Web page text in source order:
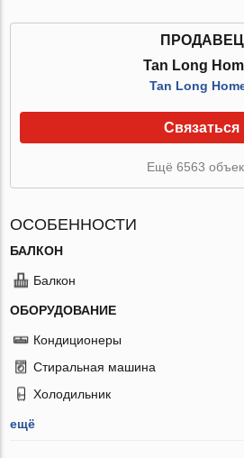
ПРОДАВЕЦ
Tan Long
Tan Long
Связаться
Ещё 6563
ОСОБЕННОСТИ
БАЛКОН
Балкон
ОБОРУДОВАНИЕ
Кондиционеры
Стиральная машина
Холодильник
ещё